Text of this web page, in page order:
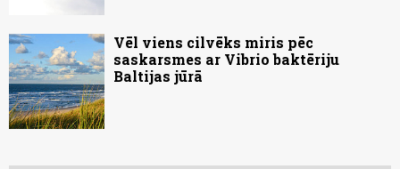
Vēl viens cilvēks miris pēc
saskarsmes ar Vibrio baktēriju
Baltijas jūrā